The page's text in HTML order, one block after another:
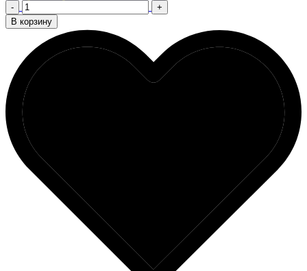
-
+
В корзину